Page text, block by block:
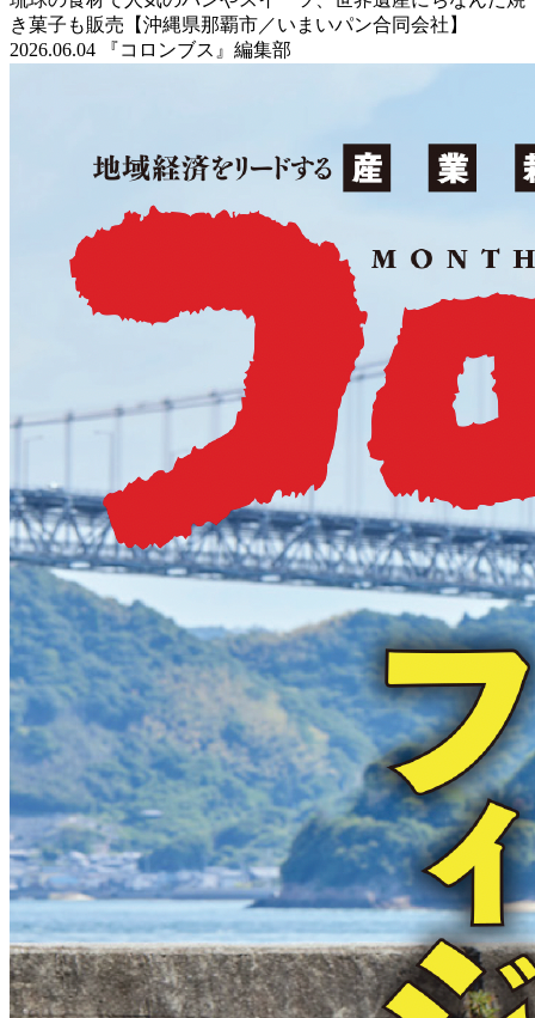
き菓子も販売【沖縄県那覇市／いまいパン合同会社】
2026.06.04 『コロンブス』編集部